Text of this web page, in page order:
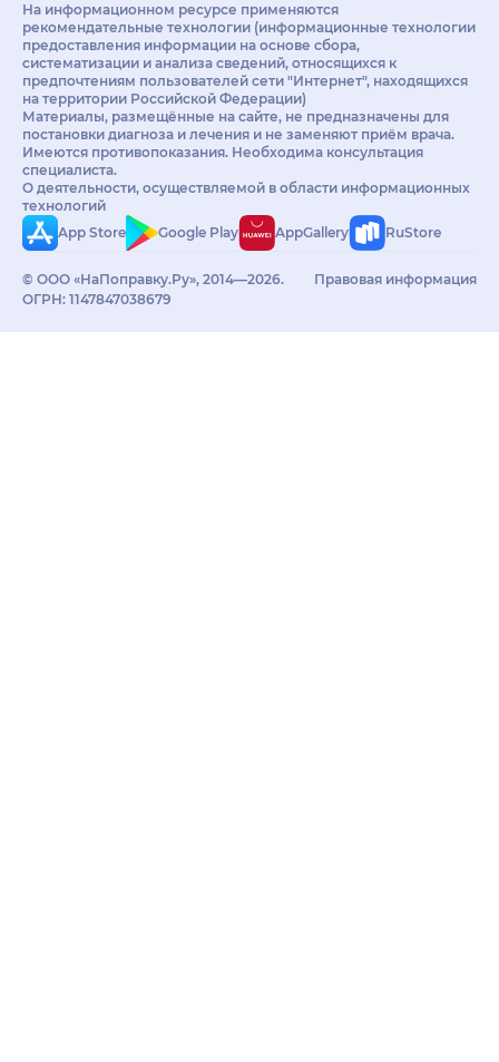
На информационном ресурсе применяются
рекомендательные технологии (информационные технологии
предоставления информации на основе сбора,
систематизации и анализа сведений, относящихся к
предпочтениям пользователей сети "Интернет", находящихся
на территории Российской Федерации)
Материалы, размещённые на сайте, не предназначены для
постановки диагноза и лечения и не заменяют приём врача.
Имеются противопоказания. Необходима консультация
специалиста.
О деятельности, осуществляемой в области информационных
технологий
App Store
Google Play AppGallery RuStore
© ООО «НаПоправку.Ру», 2014—2026.
ОГРН: 1147847038679
Правовая информация